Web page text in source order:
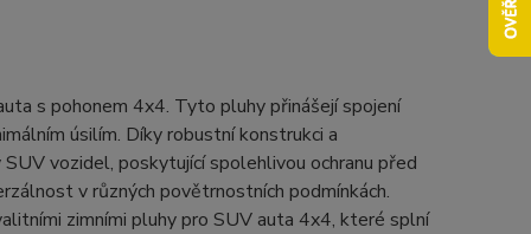
s pohonem 4x4. Tyto pluhy přinášejí spojení
úsilím. Díky robustní konstrukci a
vozidel, poskytující spolehlivou ochranu před
v různých povětrnostních podmínkách.
zimními pluhy pro SUV auta 4x4, které splní